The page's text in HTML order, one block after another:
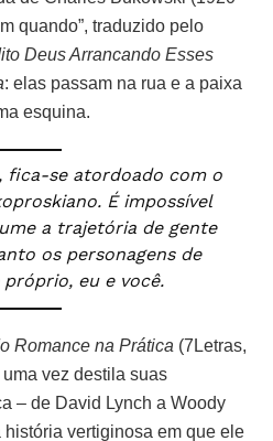
quando”, traduzido pelo
Deus Arrancando Esses
: elas passam na rua e a paixa
esquina.
fica-se atordoado com o
É impossível
a trajetória de gente
os personagens de
próprio, eu e você.
Romance na Prática (7Letras,
vez destila suas
– de David Lynch a Woody
vertiginosa em que ele